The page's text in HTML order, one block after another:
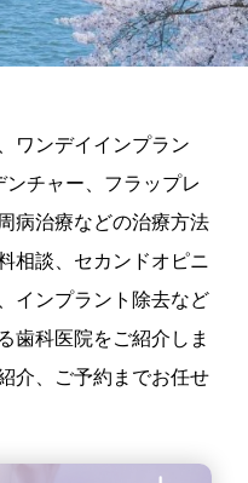
ワンデイインプラン
チャー、フラップレ
病治療などの治療方法
相談、セカンドオピニ
インプラント除去など
歯科医院をご紹介しま
介、ご予約までお任せ